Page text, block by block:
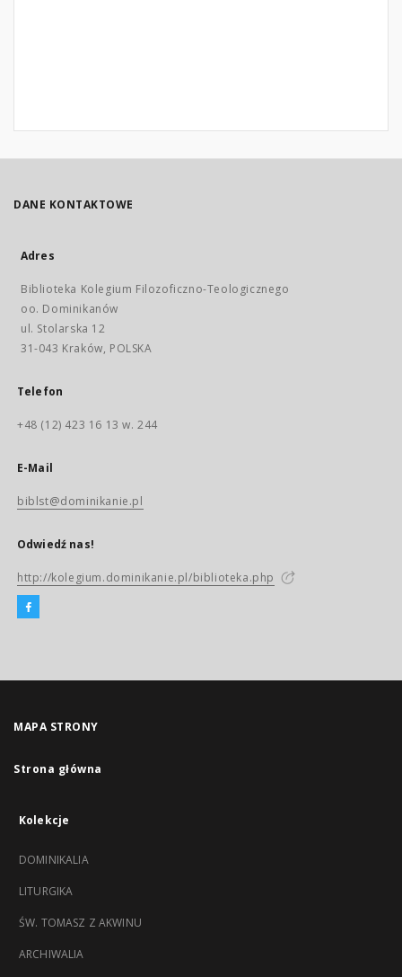
DANE KONTAKTOWE
Adres
Biblioteka Kolegium Filozoficzno-Teologicznego
oo. Dominikanów
ul. Stolarska 12
31-043 Kraków, POLSKA
Telefon
+48 (12) 423 16 13 w. 244
E-Mail
biblst@dominikanie.pl
Odwiedź nas!
http://kolegium.dominikanie.pl/biblioteka.php
MAPA STRONY
Strona główna
Kolekcje
DOMINIKALIA
LITURGIKA
ŚW. TOMASZ Z AKWINU
ARCHIWALIA